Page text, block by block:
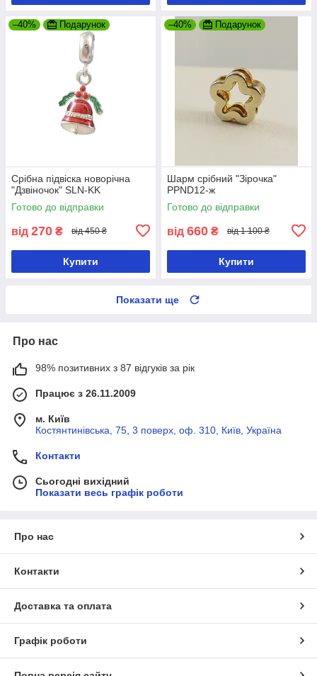
–40% Подарунок
Срібна підвіска новорічна
"Дзвіночок" SLN-KK
Готово до відправки
від 270 ₴ від 450 ₴
Купити
–40% Подарунок
Шарм срібний "Зірочка"
PPND12-ж
Готово до відправки
від 660 ₴ від 1 100 ₴
Купити
Показати ще
Про нас
98% позитивних з 87 відгуків за рік
Працює з 26.11.2009
м. Київ
Костянтинівська, 75, 3 поверх, оф. 310, Київ, Україна
Контакти
Сьогодні вихідний
Показати весь графік роботи
Про нас
Контакти
Доставка та оплата
Графік роботи